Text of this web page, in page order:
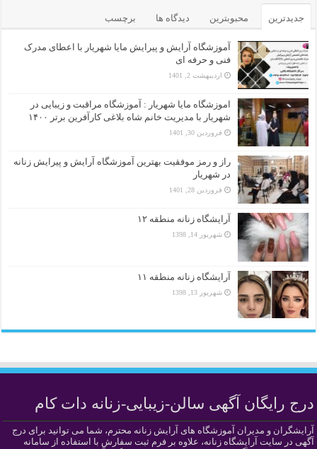
جدیدترین محبوبترین دیدگاه ها برچسب
آموزشگاه آرایش و پیرایش مایا شهریار با اعطای مدرک
فنی و حرفه ای
اردیبهشت 2, 1401
اموزشگاه مایا شهریار : آموزشگاه مراقبت و زیبایی در
شهریار با مدیریت خانم شاه بلاغی کارآفرین برتر ۱۴۰۰
فروردین 30, 1401
راز و رمز موفقیت بهترین آموزشگاه آرایش و پیرایش زنانه
در شهریار
فروردین 28, 1401
آرایشگاه زنانه منطقه ۱۲
شهریور 14, 1398
آرایشگاه زنانه منطقه ۱۱
شهریور 13, 1398
درج رایگان آگهی سالن-زیبایی-زنانه دات کام
آرایشگران و مدیران آموزشگاه های آرایش زنانه محترم، شما می توانید برای درج
آگهی در سایت آرایشگاه زنانه، علاوه بر فرم ثبت سفارش با استفاده از سامانه